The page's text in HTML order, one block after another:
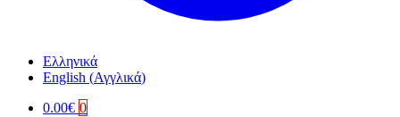
Ελληνικά
English (Αγγλικά)
0.00€ 0